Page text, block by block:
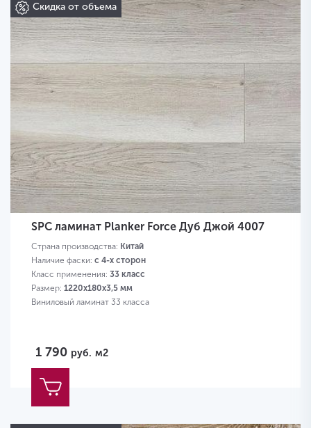
Скидка от объема
SPC ламинат Planker Force Дуб Джой 4007
Страна производства: Китай
Наличие фаски: с 4-х сторон
Класс применения: 33 класс
Размер: 1220х180х3,5 мм
Виниловый ламинат 33 класса
1 790 руб. м2